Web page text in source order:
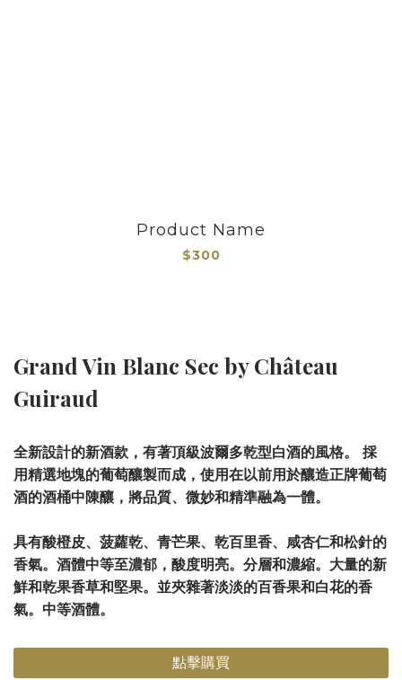
Product Name
$300
Grand Vin Blanc Sec by Château
Guiraud
全新設計的新酒款，有著頂級波爾多乾型白酒的風格。 採
用精選地塊的葡萄釀製而成，使用在以前用於釀造正牌葡萄
酒的酒桶中陳釀，將品質、微妙和精準融為一體。
具有酸橙皮、菠蘿乾、青芒果、乾百里香、咸杏仁和松針的
香氣。酒體中等至濃郁，酸度明亮。分層和濃縮。大量的新
鮮和乾果香草和堅果。並夾雜著淡淡的百香果和白花的香
氣。中等酒體。
點擊購買